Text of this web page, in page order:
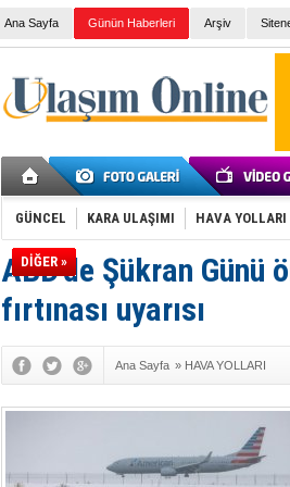
Ana Sayfa Günün Haberleri Arşiv
GÜNCEL KARA ULAŞIMI HAVA YOLLARI
DİĞER »
ABD'de Şükran
fırtınası uyarısı
Ana Sayfa » HAVA YOLLARI